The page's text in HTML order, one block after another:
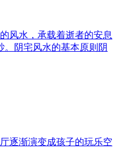
风水，承载着逝者的安息
阴宅风水的基本原则阴
逐渐演变成孩子的玩乐空